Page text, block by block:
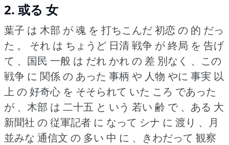
2. 或る 女
葉子 は 木部 が 魂 を 打ちこんだ 初恋 の 的 だっ
た 。
それ は ちょうど 日清 戦争 が 終局 を 告げ
て 、国民 一般 は だれ かれ の 差 別なく 、この
戦争 に 関係 の あった 事柄 や 人物 やに 事実 以
上 の 好奇心 を そそられて いた ころ であった
が 、木部 は 二十五 と いう 若い 齢 で 、ある 大
新聞社 の 従軍記者 に なって シナ に 渡り 、月
並みな 通信文 の 多い 中 に 、きわだって 観察